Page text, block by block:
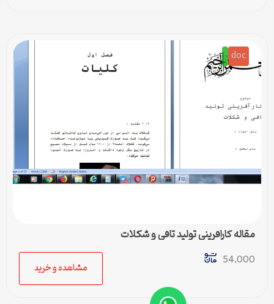
doc
مقاله کارافرینی تولید تافی و شکلات
54,000
مشاهده و خرید